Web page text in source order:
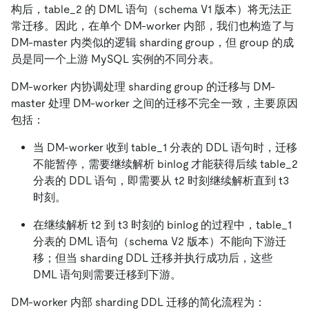
构后，table_2 的 DML 语句（schema V1 版本）将无法正
常迁移。因此，在单个 DM-worker 内部，我们也构造了与
DM-master 内类似的逻辑 sharding group，但 group 的成
员是同一个上游 MySQL 实例的不同分表。
DM-worker 内协调处理 sharding group 的迁移与 DM-
master 处理 DM-worker 之间的迁移不完全一致，主要原因
包括：
当 DM-worker 收到 table_1 分表的 DDL 语句时，迁移
不能暂停，需要继续解析 binlog 才能获得后续 table_2
分表的 DDL 语句，即需要从 t2 时刻继续解析直到 t3
时刻。
在继续解析 t2 到 t3 时刻的 binlog 的过程中，table_1
分表的 DML 语句（schema V2 版本）不能向下游迁
移；但当 sharding DDL 迁移并执行成功后，这些
DML 语句则需要迁移到下游。
DM-worker 内部 sharding DDL 迁移的简化流程为：